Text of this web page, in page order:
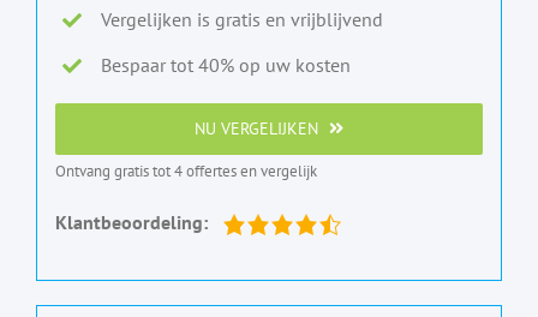
Vergelijken is gratis en vrijblijvend
Bespaar tot 40% op uw kosten
NU VERGELIJKEN
Ontvang gratis tot 4 offertes en vergelijk
Klantbeoordeling: